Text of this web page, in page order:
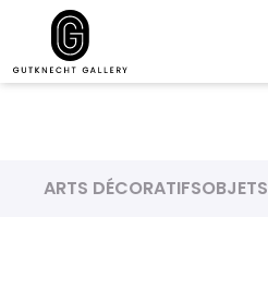
ARTS DÉCORATIFSOBJETS